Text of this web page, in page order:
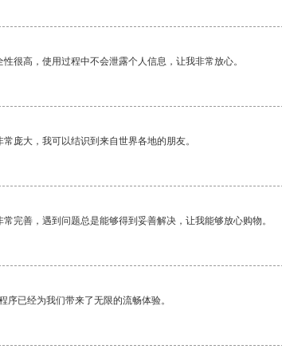
很高，使用过程中不会泄露个人信息，让我非常放心。
庞大，我可以结识到来自世界各地的朋友。
完善，遇到问题总是能够得到妥善解决，让我能够放心购物。
序已经为我们带来了无限的流畅体验。